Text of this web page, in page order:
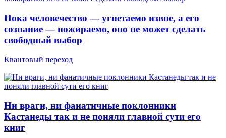
Пока человечество — угнетаемо извне, а его
сознание — пожираемо, оно не может сделать
свободный выбор
Квантовый переход
Ни враги, ни фанатичные поклонники
Кастанеды так и не поняли главной сути его
книг